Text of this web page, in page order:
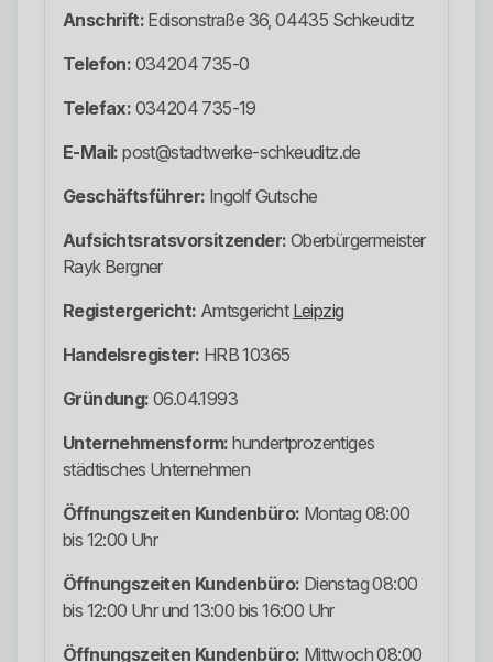
Anschrift: Edisonstraße 36, 04435 Schkeuditz
Telefon: 034204 735-0
Telefax: 034204 735-19
E-Mail: post@stadtwerke-schkeuditz.de
Geschäftsführer: Ingolf Gutsche
Aufsichtsratsvorsitzender: Oberbürgermeister
Rayk Bergner
Registergericht: Amtsgericht Leipzig
Handelsregister: HRB 10365
Gründung: 06.04.1993
Unternehmensform: hundertprozentiges
städtisches Unternehmen
Öffnungszeiten Kundenbüro: Montag 08:00
bis 12:00 Uhr
Öffnungszeiten Kundenbüro: Dienstag 08:00
bis 12:00 Uhr und 13:00 bis 16:00 Uhr
Öffnungszeiten Kundenbüro: Mittwoch 08:00